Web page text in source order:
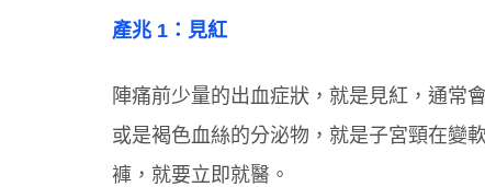
產兆 1：見紅
陣痛前少量的出血症狀，就是見紅，通常
或是褐色血絲的分泌物，就是子宮頸在變
褲，就要立即就醫。